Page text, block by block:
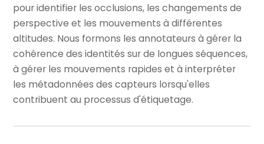
pour identifier les occlusions, les changements de
perspective et les mouvements à différentes
altitudes. Nous formons les annotateurs à gérer la
cohérence des identités sur de longues séquences,
à gérer les mouvements rapides et à interpréter
les métadonnées des capteurs lorsqu'elles
contribuent au processus d'étiquetage.